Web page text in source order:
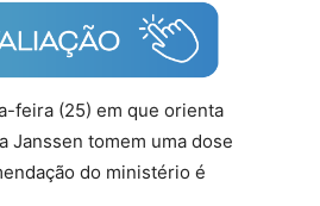
feira (25) em que orienta
Janssen tomem uma dose
do ministério é